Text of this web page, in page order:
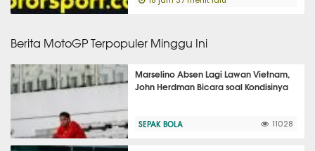
Berita MotoGP Terpopuler Minggu Ini
Marselino Absen Lagi Lawan Vietnam,
John Herdman Bicara soal Kondisinya
SEPAK BOLA 11028